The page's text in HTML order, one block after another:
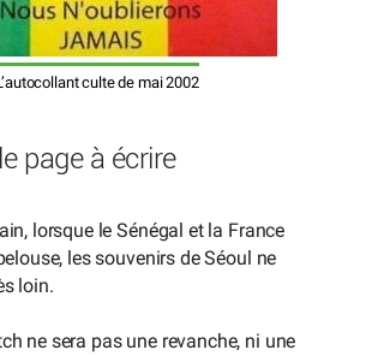
culte de mai 2002
page à écrire
lorsque le Sénégal et la France
les souvenirs de Séoul ne
loin.
ne sera pas une revanche, ni une